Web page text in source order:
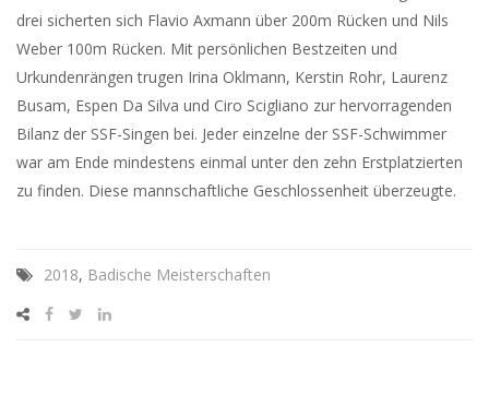
drei sicherten sich Flavio Axmann über 200m Rücken und Nils
Weber 100m Rücken. Mit persönlichen Bestzeiten und
Urkundenrängen trugen Irina Oklmann, Kerstin Rohr, Laurenz
Busam, Espen Da Silva und Ciro Scigliano zur hervorragenden
Bilanz der SSF-Singen bei. Jeder einzelne der SSF-Schwimmer
war am Ende mindestens einmal unter den zehn Erstplatzierten
zu finden. Diese mannschaftliche Geschlossenheit überzeugte.
2018, Badische Meisterschaften